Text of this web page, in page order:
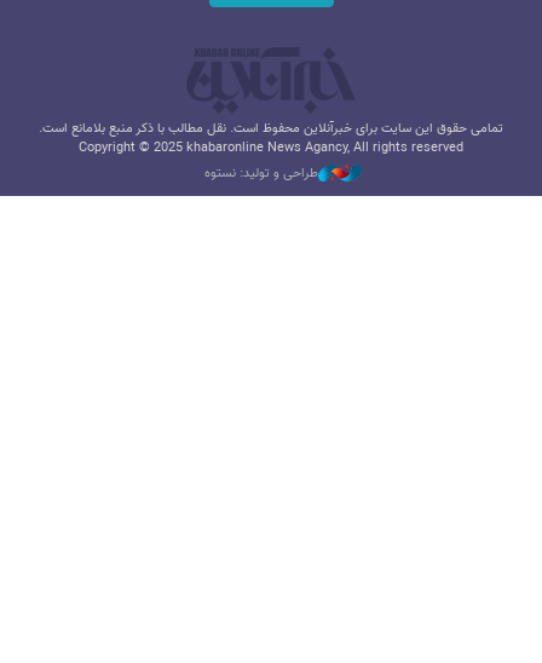
تمامی حقوق این سایت برای خبرآنلاین محفوظ است. نقل مطالب با ذکر منبع بلامانع است.
Copyright © 2025 khabaronline News Agancy, All rights reserved
طراحی و تولید: نستوه